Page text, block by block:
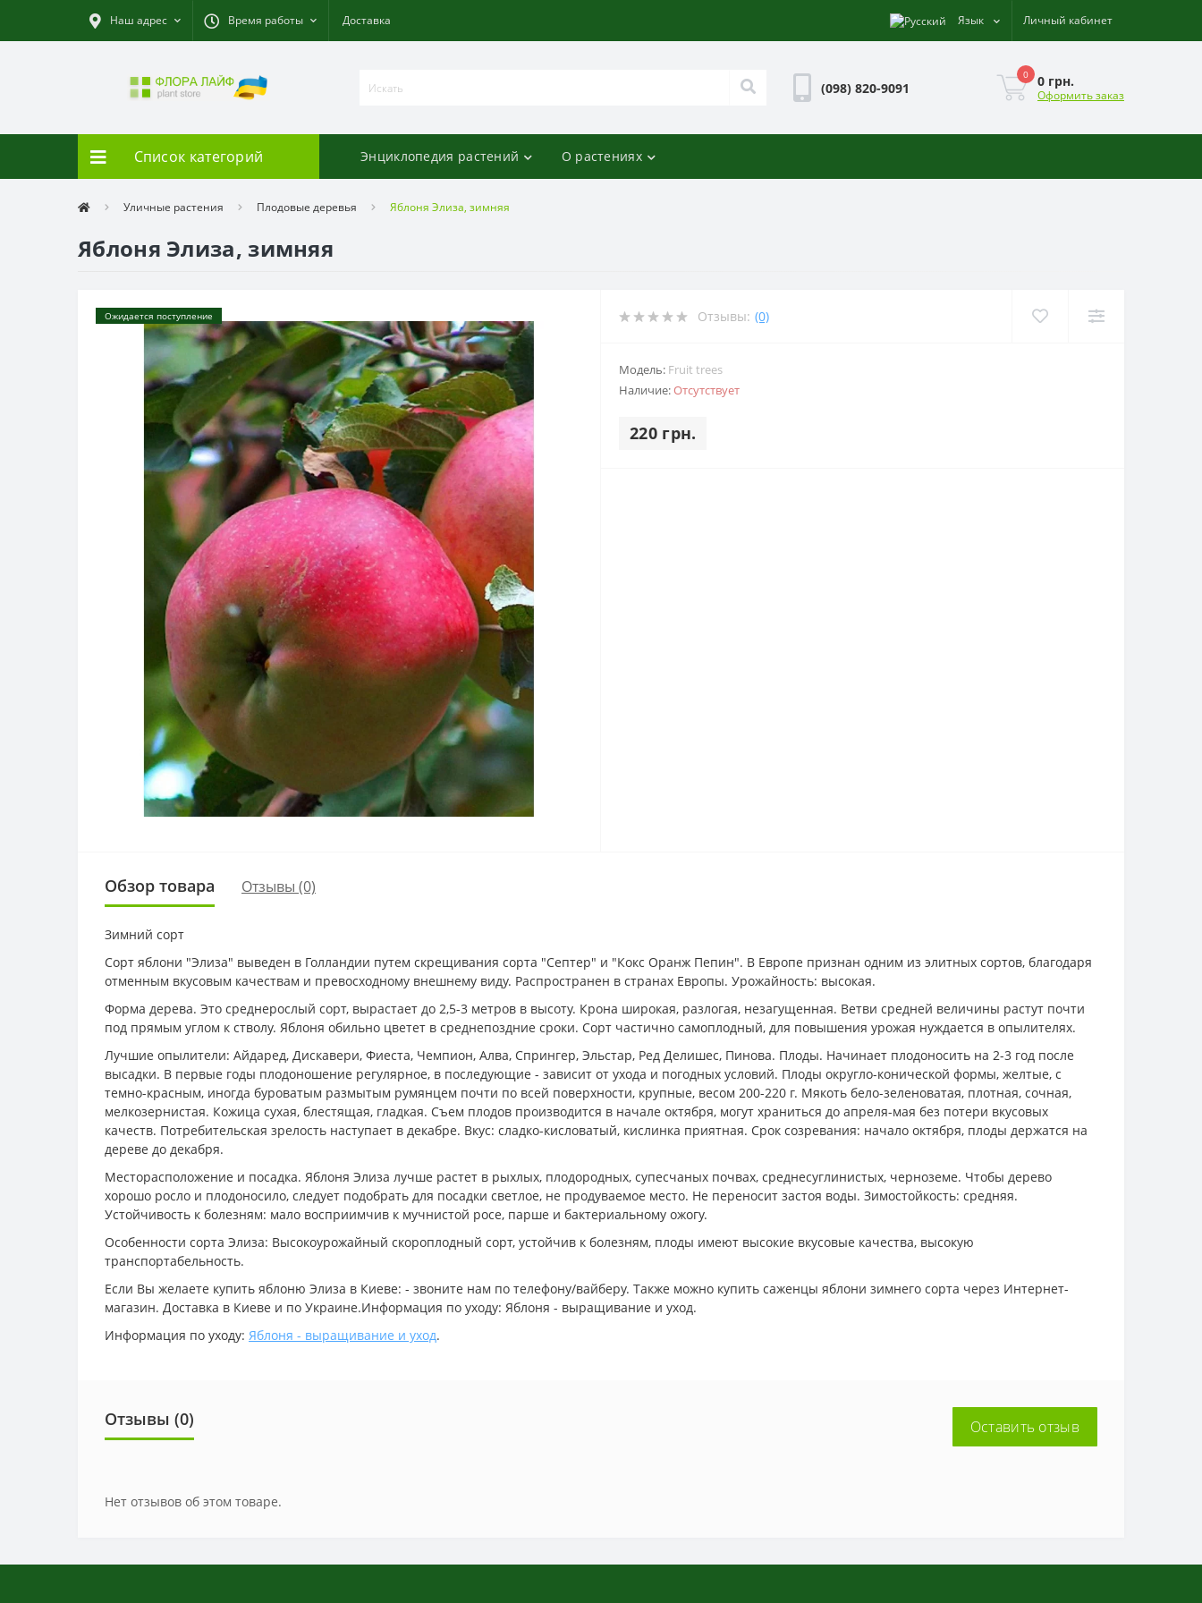
Наш адрес Время работы Доставка Язык Личный кабинет
(098) 820-9091
0 0 грн.
Оформить заказ
Список категорий Энциклопедия растений О растениях
Уличные растения Плодовые деревья Яблоня Элиза, зимняя
Яблоня Элиза, зимняя
Ожидается поступление Отзывы: (0)
Модель: Fruit trees
Наличие:Отсутствует
220 грн.
Обзор товара Отзывы (0)
Зимний сорт
Сорт яблони "Элиза" выведен в Голландии путем скрещивания сорта "Септер" и "Кокс Оранж Пепин". В Европе признан одним из элитных сортов, благодаря
отменным вкусовым качествам и превосходному внешнему виду. Распространен в странах Европы. Урожайность: высокая.
Форма дерева. Это среднерослый сорт, вырастает до 2,5-3 метров в высоту. Крона широкая, разлогая, незагущенная. Ветви средней величины растут почти
под прямым углом к стволу. Яблоня обильно цветет в среднепоздние сроки. Сорт частично самоплодный, для повышения урожая нуждается в опылителях.
Лучшие опылители: Айдаред, Дискавери, Фиеста, Чемпион, Алва, Спрингер, Эльстар, Ред Делишес, Пинова. Плоды. Начинает плодоносить на 2-3 год после
высадки. В первые годы плодоношение регулярное, в последующие - зависит от ухода и погодных условий. Плоды округло-конической формы, желтые, с
темно-красным, иногда буроватым размытым румянцем почти по всей поверхности, крупные, весом 200-220 г. Мякоть бело-зеленоватая, плотная, сочная,
мелкозернистая. Кожица сухая, блестящая, гладкая. Съем плодов производится в начале октября, могут храниться до апреля-мая без потери вкусовых
качеств. Потребительская зрелость наступает в декабре. Вкус: сладко-кисловатый, кислинка приятная. Срок созревания: начало октября, плоды держатся на
дереве до декабря.
Месторасположение и посадка. Яблоня Элиза лучше растет в рыхлых, плодородных, супесчаных почвах, среднесуглинистых, черноземе. Чтобы дерево
хорошо росло и плодоносило, следует подобрать для посадки светлое, не продуваемое место. Не переносит застоя воды. Зимостойкость: средняя.
Устойчивость к болезням: мало восприимчив к мучнистой росе, парше и бактериальному ожогу.
Особенности сорта Элиза: Высокоурожайный скороплодный сорт, устойчив к болезням, плоды имеют высокие вкусовые качества, высокую
транспортабельность.
Если Вы желаете купить яблоню Элиза в Киеве: - звоните нам по телефону/вайберу. Также можно купить саженцы яблони зимнего сорта через Интернет-
магазин. Доставка в Киеве и по Украине.Информация по уходу: Яблоня - выращивание и уход.
Информация по уходу: Яблоня - выращивание и уход.
Отзывы (0) Оставить отзыв
Нет отзывов об этом товаре.